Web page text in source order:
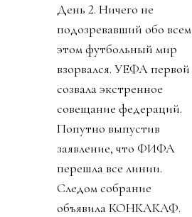
День 2. Ничего не
подозревавший обо всем
этом футбольный мир
взорвался. УЕФА первой
созвала экстренное
совещание федераций.
Попутно выпустив
заявление, что ФИФА
перешла все линии.
Следом собрание
объявила КОНКАКАФ.